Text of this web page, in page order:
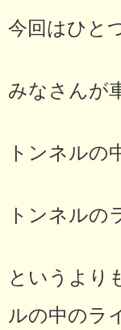
今回はひと
みなさんが
トンネルの
トンネルの
というより
ルの中のラ